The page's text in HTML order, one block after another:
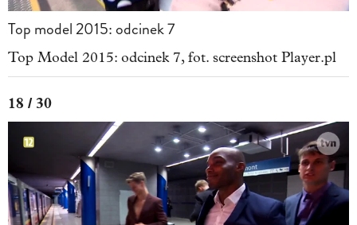
Top model 2015: odcinek 7
Top Model 2015: odcinek 7, fot. screenshot Player.pl
18 / 30